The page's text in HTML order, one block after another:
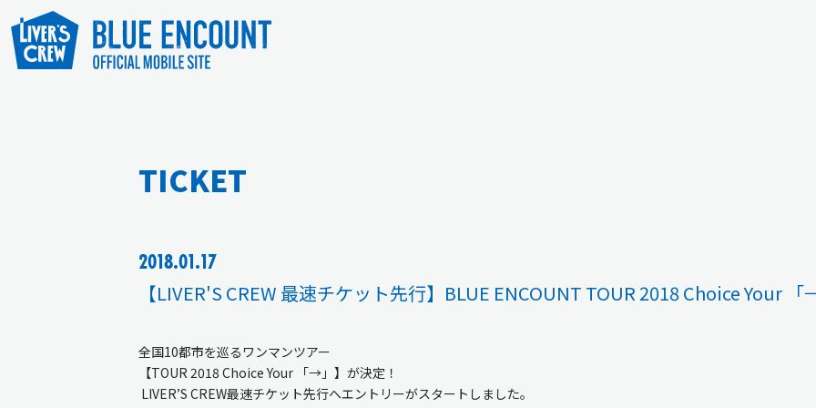
TICKET
2018.01.17
【LIVER'S CREW 最速チケット先行】BLUE ENCOUNT TOUR 2018 Choice Your
全国10都市を巡るワンマンツアー
【TOUR 2018 Choice Your 「→」】が決定！
LIVER’S CREW最速チケット先行へエントリーがスタートしました。